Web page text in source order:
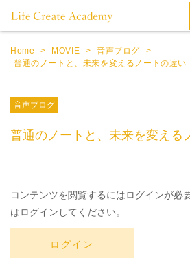
Home > MOVIE > 音声ブログ
>
普通のノートと、未来を変えるノートの違い
音声ブログ
普通のノートと、未来を変える
コンテンツを閲覧するにはログインが必
はログインしてください。
ログイン